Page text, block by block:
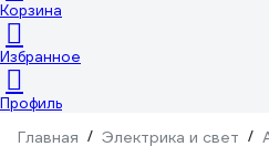
Корзина
Избранное
Профиль
Главная / Электрика и свет /